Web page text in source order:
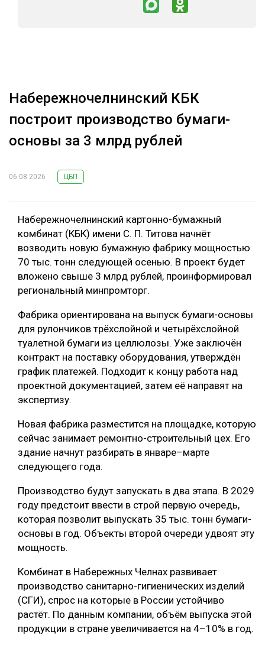
Набережночелнинский КБК
построит производство бумаги-
основы за 3 млрд рублей
06.08.2026 ЦБП
Набережночелнинский картонно-бумажный
комбинат (КБК) имени С. П. Титова начнёт
возводить новую бумажную фабрику мощностью
70 тыс. тонн следующей осенью. В проект будет
вложено свыше 3 млрд рублей, проинформировал
региональный минпромторг.
Фабрика ориентирована на выпуск бумаги-основы
для рулончиков трёхслойной и четырёхслойной
туалетной бумаги из целлюлозы. Уже заключён
контракт на поставку оборудования, утверждён
график платежей. Подходит к концу работа над
проектной документацией, затем её направят на
экспертизу.
Новая фабрика разместится на площадке, которую
сейчас занимает ремонтно-строительный цех. Его
здание начнут разбирать в январе–марте
следующего года.
Производство будут запускать в два этапа. В 2029
году предстоит ввести в строй первую очередь,
которая позволит выпускать 35 тыс. тонн бумаги-
основы в год. Объекты второй очереди удвоят эту
мощность.
Комбинат в Набережных Челнах развивает
производство санитарно-гигиенических изделий
(СГИ), спрос на которые в России устойчиво
растёт. По данным компании, объём выпуска этой
продукции в стране увеличивается на 4–10% в год.